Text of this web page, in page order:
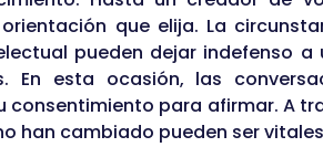
que elija. La
pueden dejar indefenso
En esta ocasión, las
para afirmar. A
han cambiado pueden ser